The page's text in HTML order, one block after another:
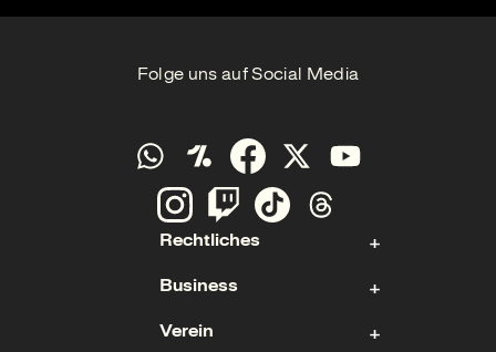
Folge uns auf Social Media
Rechtliches
Kontakt
Impressum
Business
Aktie
Verein